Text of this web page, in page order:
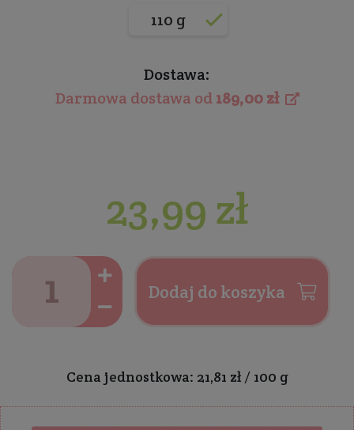
110 g
Dostawa:
Darmowa dostawa od189,00 zł
23,99 zł
Dodaj do koszyka
Cena jednostkowa: 21,81 zł / 100 g